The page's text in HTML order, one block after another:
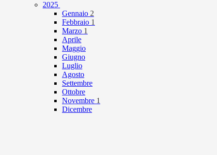
2025
Gennaio 2
Febbraio 1
Marzo 1
Aprile
Maggio
Giugno
Luglio
Agosto
Settembre
Ottobre
Novembre 1
Dicembre